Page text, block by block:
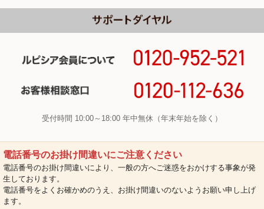
受付時間 10:00～18:00 年中無休（年末年始を除く）
電話番号のお掛け間違いにご注意ください
電話番号のお掛け間違いにより、一般の方へご迷惑をおかけする事象が発
生しております。
電話番号をよくお確かめのうえ、お掛け間違いのないようお願い申し上げ
ます。